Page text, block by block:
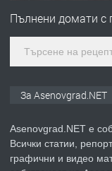
Пълнени домати с
За Asenovgrad.NET
Asenovgrad.NET е
Всички статии,
графични и видео